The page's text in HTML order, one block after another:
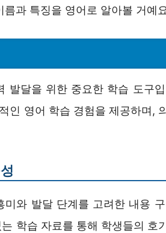
과 특징을 영어로 알아볼 거예
발달을 위한 중요한 학습 도구
인 영어 학습 경험을 제공하며,
와 발달 단계를 고려한 내용
학습 자료를 통해 학생들의 호